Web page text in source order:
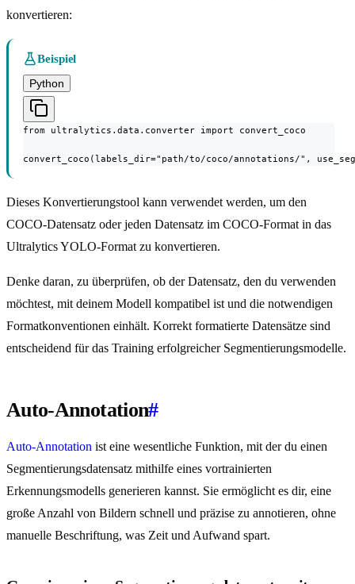
konvertieren:
Beispiel
Python
from ultralytics.data.converter import convert_coco
convert_coco(labels_dir="path/to/coco/annotations/",
Dieses Konvertierungstool kann verwendet werden, um den
COCO-Datensatz oder jeden Datensatz im COCO-Format in das
Ultralytics YOLO-Format zu konvertieren.
Denke daran, zu überprüfen, ob der Datensatz, den du verwenden
möchtest, mit deinem Modell kompatibel ist und die notwendigen
Formatkonventionen einhält. Korrekt formatierte Datensätze sind
entscheidend für das Training erfolgreicher Segmentierungsmodelle.
Auto-Annotation#
Auto-Annotation ist eine wesentliche Funktion, mit der du einen
Segmentierungsdatensatz mithilfe eines vortrainierten
Erkennungsmodells generieren kannst. Sie ermöglicht es dir, eine
große Anzahl von Bildern schnell und präzise zu annotieren, ohne
manuelle Beschriftung, was Zeit und Aufwand spart.